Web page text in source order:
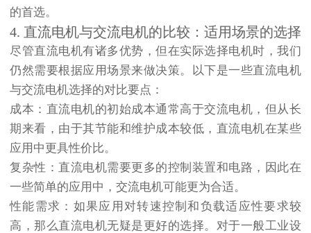
的首选。
4. 直流电机与交流电机的比较：适用场景的选择
尽管直流电机有诸多优势，但在实际选择电机时，我们
仍然需要根据应用场景来做决策。以下是一些直流电机
与交流电机选择的对比要点：
成本 ：直流电机的初始成本通常高于交流电机，但从长
期来看，由于其节能和维护成本较低，直流电机在某些
应用中更具性价比。
复杂性 ：直流电机需要更多的控制装置和电路，因此在
一些简单的应用中，交流电机可能更为合适。
性能需求 ：如果应用对转速控制和负载适应性要求较
高，那么直流电机无疑是更好的选择。对于一般工业设